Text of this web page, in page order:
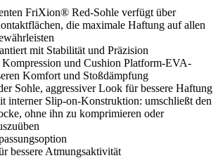
FriXion® Red-Sohle verfügt über
die maximale Haftung auf allen
mit Stabilität und Präzision
und Cushion Platform-EVA-
Komfort und Stoßdämpfung
Sohle, aggressiver Look für bessere Haftung
interner Slip-on-Konstruktion: umschließt den
ohne ihn zu komprimieren oder
bessere Atmungsaktivität